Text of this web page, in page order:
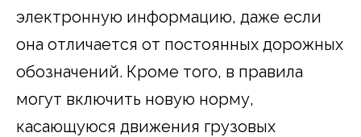
электронную информацию, даже если
она отличается от постоянных дорожных
обозначений. Кроме того, в правила
могут включить новую норму,
касающуюся движения грузовых